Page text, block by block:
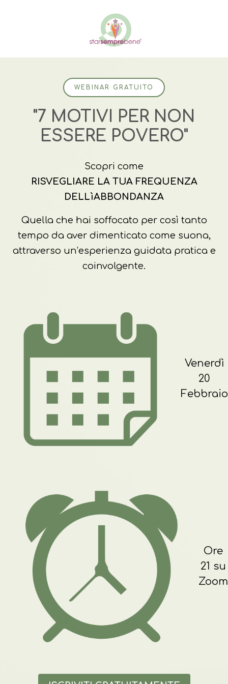
WEBINAR GRATUITO
"7 MOTIVI PER NON
ESSERE POVERO"
Scopri come
RISVEGLIARE LA TUA FREQUENZA
DELLìABBONDANZA
Quella che hai soffocato per così tanto
tempo da aver dimenticato come suona,
attraverso un’esperienza guidata pratica e
coinvolgente.
Venerdì
20
Febbraio
Ore
21 su
Zoom